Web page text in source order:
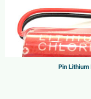
Pin Lithium